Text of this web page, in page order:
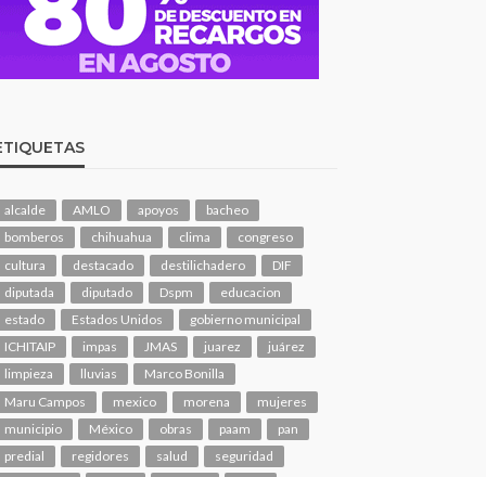
alcalde AMLO apoyos
bacheo
bomberos
chihuahua clima
congreso
cultura
destacado destilichadero
DIF
diputada
diputado Dspm
educacion
estado
Estados Unidos
gobierno municipal
ICHITAIP
impas JMAS juarez
juárez
limpieza
lluvias
Marco Bonilla
Maru Campos
mexico morena
mujeres
municipio
México obras paam
pan
predial
regidores salud
seguridad